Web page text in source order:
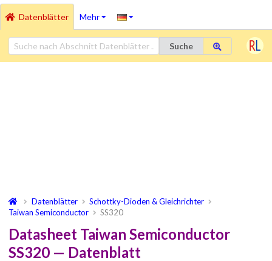
Datenblätter Mehr
Suche
Datenblätter
Schottky-Dioden & Gleichrichter
Taiwan Semiconductor
SS320
Datasheet Taiwan Semiconductor
SS320 — Datenblatt